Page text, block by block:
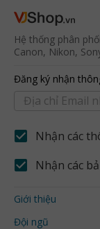
Hệ thống phân
Canon, Nikon,
Đăng ký nhận
Nhận các
Nhận các
Giới thiệu
Đội ngũ